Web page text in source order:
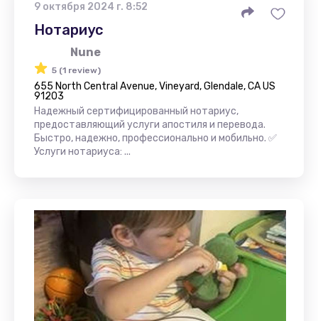
9 октября 2024 г. 8:52
Нотариус
Nune
5 (1 review)
655 North Central Avenue, Vineyard, Glendale, CA US
91203
Надежный сертифицированный нотариус,
предоставляющий услуги апостиля и перевода.
Быстро, надежно, профессионально и мобильно. ✅
Услуги нотариуса: ...